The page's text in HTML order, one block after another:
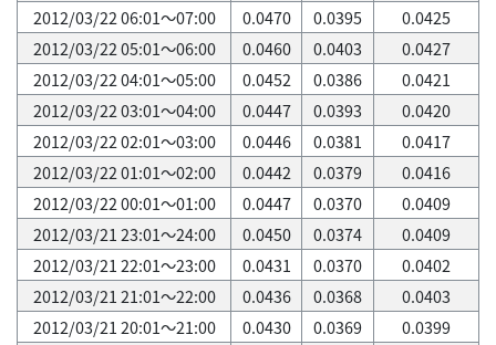
2012/03/22 06:01～07:00
0.0470 0.0395
0.0425
2012/03/22 05:01～06:00
0.0460 0.0403
0.0427
2012/03/22 04:01～05:00
0.0452 0.0386
0.0421
2012/03/22 03:01～04:00
0.0447 0.0393
0.0420
2012/03/22 02:01～03:00
0.0446 0.0381
0.0417
2012/03/22 01:01～02:00
0.0442 0.0379
0.0416
2012/03/22 00:01～01:00
0.0447 0.0370
0.0409
2012/03/21 23:01～24:00
0.0450 0.0374
0.0409
2012/03/21 22:01～23:00
0.0431 0.0370
0.0402
2012/03/21 21:01～22:00
0.0436 0.0368
0.0403
2012/03/21 20:01～21:00
0.0430 0.0369
0.0399